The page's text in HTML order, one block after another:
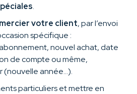
.
votre client, par l’envoi
spécifique :
nouvel achat, date
de compte ou même,
(nouvelle année…).
particuliers et mettre en